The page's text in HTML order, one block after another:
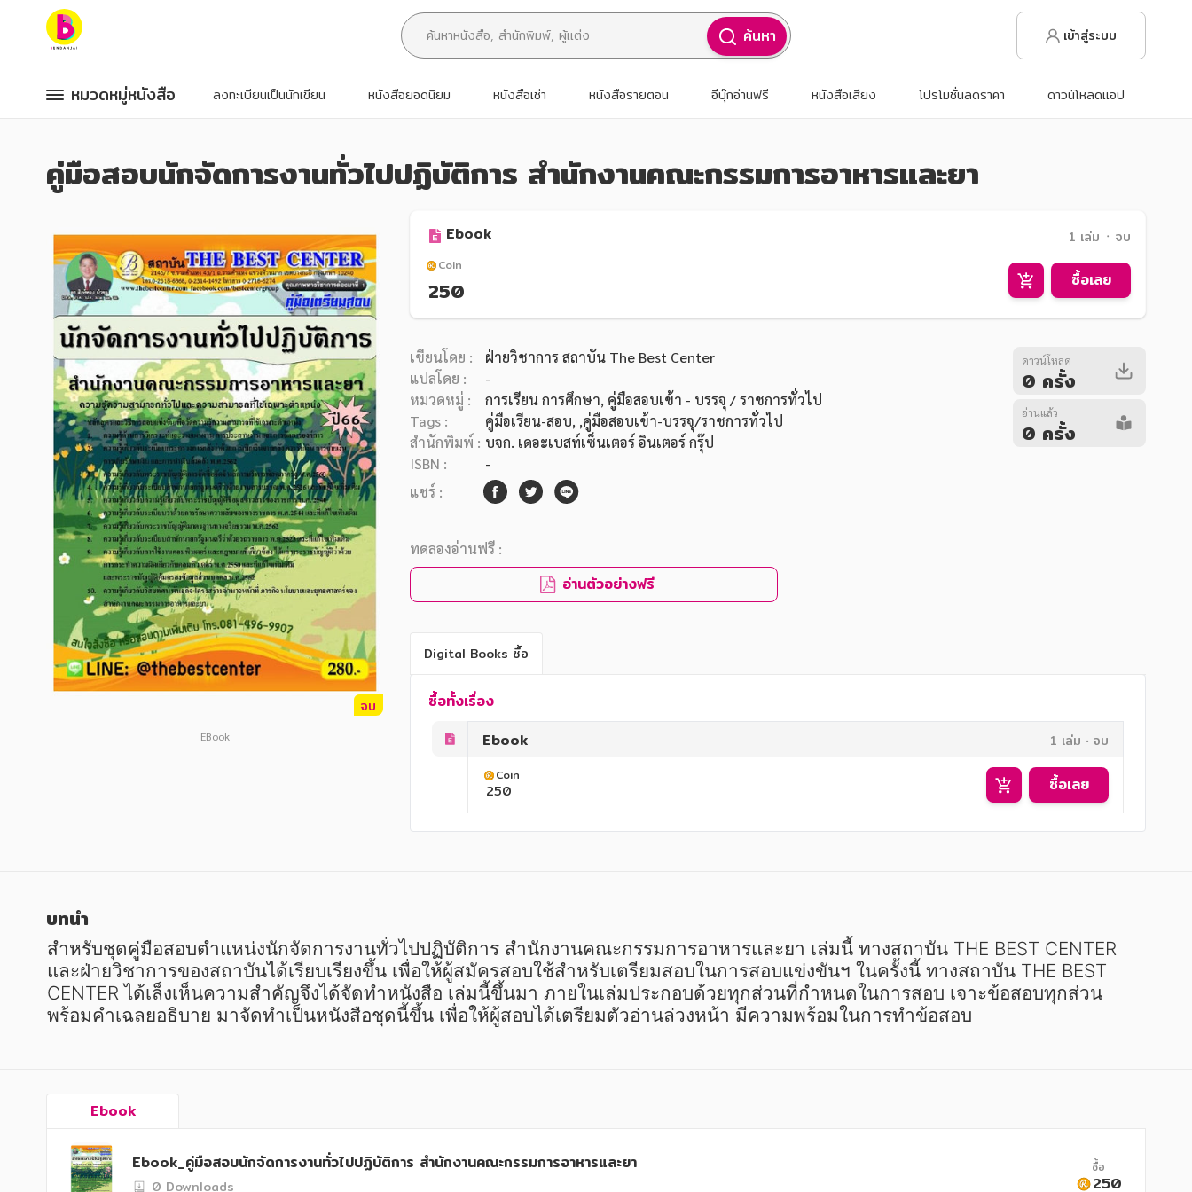
หมวดหมู่หนังสือ
หมวดหมู่ยอดนิยม
หนังสือออกใหม่
หนังสือยอดนิยม
โปรโมชั่นลดราคา
หมวดหมู่หนังสือ
อาหาร สุขภาพ การแพทย์
ศิลปะ บันเทิง กีฬา ท่องเที่ยว
สังคม วัฒนธรรม การปกครอง ศาสนาและปรัชญา
ศาสนา และปรัชญา
กฎหมาย สัญญา ภาษี
การเงิน การลงทุน บริหาร
นิตยสาร หนังสือพิมพ์
ครอบครัว
วรรณกรรม
การเกษตร ชีววิทยา
การเรียน การศึกษา
เทคโนโลยี การสื่อสาร วิทยาศาสตร์
การ์ตูนความรู้ การ์ตูน
การ์ตูนมังงะ (Manga)
ค้นหา เข้าสู่ระบบ
หมวดหมู่หนังสือ
หมวดหมู่หนังสือ
หมวดหมู่ยอดนิยม
หนังสือออกใหม่
หนังสือยอดนิยม
โปรโมชั่นลดราคา
หมวดหมู่หนังสือ
อาหาร สุขภาพ การแพทย์
ศิลปะ บันเทิง กีฬา ท่องเที่ยว
สังคม วัฒนธรรม การปกครอง ศาสนาและปรัชญา
ศาสนา และปรัชญา
กฎหมาย สัญญา ภาษี
การเงิน การลงทุน บริหาร
นิตยสาร หนังสือพิมพ์
ครอบครัว
วรรณกรรม
การเกษตร ชีววิทยา
การเรียน การศึกษา
เทคโนโลยี การสื่อสาร วิทยาศาสตร์
การ์ตูนความรู้ การ์ตูน
การ์ตูนมังงะ (Manga)
ลงทะเบียนเป็นนักเขียน หนังสือยอดนิยม หนังสือเช่า หนังสือรายตอน อีบุ๊กอ่านฟรี หนังสือเสียง โปรโมชั่นลดราคา ดาวน์โหลดแอป
คู่มือสอบนักจัดการงานทั่วไปปฏิบัติการ สำนักงานคณะกรรมการอาหารและยา
จบ
EBook
Ebook 1 เล่ม ᛫ จบ
Coin
250 ซื้อเลย
เขียนโดย :
ฝ่ายวิชาการ สถาบัน The Best Center
แปลโดย :
-
หมวดหมู่ :
การเรียน การศึกษา, คู่มือสอบเข้า - บรรจุ / ราชการทั่วไป
Tags :
คู่มือเรียน-สอบ, ,คู่มือสอบเข้า-บรรจุ/ราชการทั่วไป
สำนักพิมพ์ : บจก. เดอะเบสท์เซ็นเตอร์ อินเตอร์ กรุ๊ป
ISBN :
-
แชร์ :
ดาวน์โหลด
0 ครั้ง
อ่านแล้ว
0 ครั้ง
ทดลองอ่านฟรี :
อ่านตัวอย่างฟรี
Digital Books ซื้อ
ซื้อทั้งเรื่อง
Ebook
1 เล่ม จบ
Coin
250 ซื้อเลย
บทนำ
สำหรับชุดคู่มือสอบตำแหน่งนักจัดการงานทั่วไปปฏิบัติการ สำนักงานคณะกรรมการอาหารและยา เล่มนี้ ทางสถาบัน THE BEST CENTER
และฝ่ายวิชาการของสถาบันได้เรียบเรียงขึ้น เพื่อให้ผู้สมัครสอบใช้สำหรับเตรียมสอบในการสอบแข่งขันฯ ในครั้งนี้ ทางสถาบัน THE BEST
CENTER ได้เล็งเห็นความสำคัญจึงได้จัดทำหนังสือ เล่มนี้ขึ้นมา ภายในเล่มประกอบด้วยทุกส่วนที่กำหนดในการสอบ เจาะข้อสอบทุกส่วน
พร้อมคำเฉลยอธิบาย มาจัดทำเป็นหนังสือชุดนี้ขึ้น เพื่อให้ผู้สอบได้เตรียมตัวอ่านล่วงหน้า มีความพร้อมในการทำข้อสอบ
Ebook
Ebook_คู่มือสอบนักจัดการงานทั่วไปปฏิบัติการ สำนักงานคณะกรรมการอาหารและยา
0 Downloads
ซื้อ
250